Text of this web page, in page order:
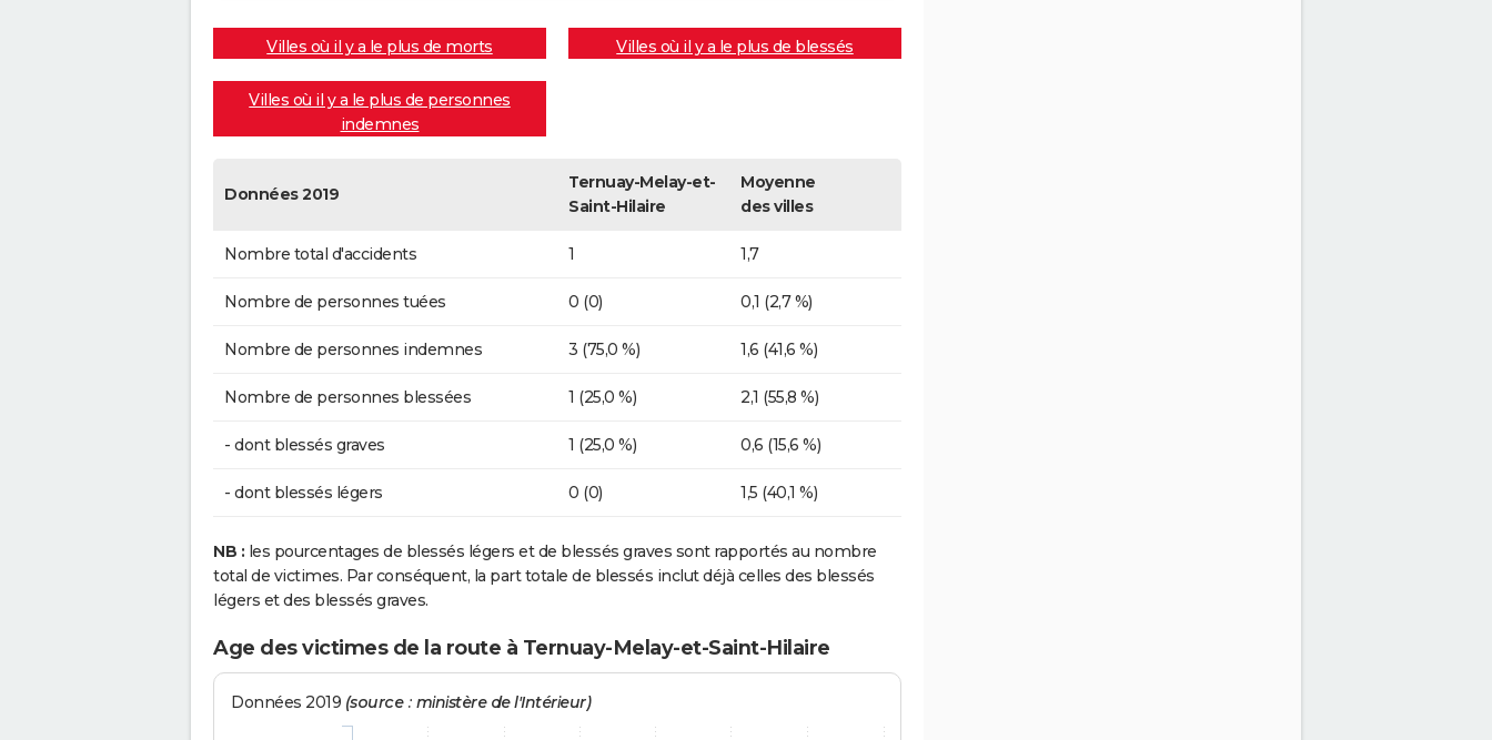
Villes où il y a le plus de morts Villes où il y a le plus de blessés
Villes où il y a le plus de personnes
indemnes
Données 2019
Ternuay-Melay-et-
Saint-Hilaire
Moyenne
des villes
Nombre total d'accidents 1 1,7
Nombre de personnes tuées 0 (0) 0,1 (2,7 %)
Nombre de personnes indemnes 3 (75,0 %) 1,6 (41,6 %)
Nombre de personnes blessées 1 (25,0 %) 2,1 (55,8 %)
- dont blessés graves 1 (25,0 %) 0,6 (15,6 %)
- dont blessés légers 0 (0) 1,5 (40,1 %)
NB : les pourcentages de blessés légers et de blessés graves sont rapportés au nombre
total de victimes. Par conséquent, la part totale de blessés inclut déjà celles des blessés
légers et des blessés graves.
Age des victimes de la route à Ternuay-Melay-et-Saint-Hilaire
Données 2019 (source : ministère de l'Intérieur)